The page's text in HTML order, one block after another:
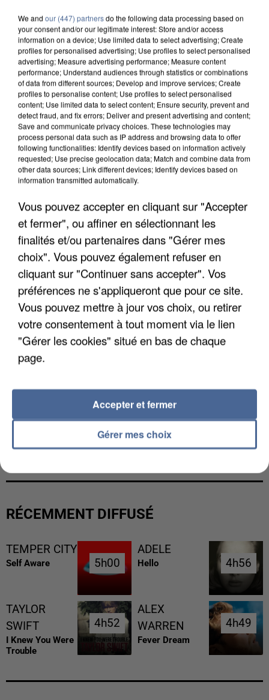
APRÈS TOUTES CES CANICULES, LES REFUGES
DE FAUNE SAUVAGE SONT...
L’UN DES FONDATEURS SUPPOSÉS DE LA DZ
MAFIA INTERPELLÉ EN ALGÉRIE
RÉCEMMENT DIFFUSÉ
TEMPER CITY
Self Aware 5h00
5h00
ADELE
Hello 4h56
4h56
TAYLOR
SWIFT
I Knew You Were
Trouble
4h52
4h52
ALEX
WARREN
Fever Dream
4h49
4h49
We and our (447) partnersdo the following data processing based on
your consent and/or our legitimate interest: Store and/or access
information on a device; Use limited data to select advertising; Create
profiles for personalised advertising; Use profiles to select personalised
advertising; Measure advertising performance; Measure content
performance; Understand audiences through statistics or combinations
of data from different sources; Develop and improve services; Create
profiles to personalise content; Use profiles to select personalised
content; Use limited data to select content; Ensure security, prevent and
detect fraud, and fix errors; Deliver and present advertising and content;
Save and communicate privacy choices. These technologies may
process personal data such as IP address and browsing data to offer
following functionalities: Identify devices based on information actively
requested; Use precise geolocation data; Match and combine data from
other data sources; Link different devices; Identify devices based on
information transmitted automatically.
Vous pouvez accepter en cliquant sur "Accepter
et fermer", ou affiner en sélectionnant les
finalités et/ou partenaires dans "Gérer mes
choix". Vous pouvez également refuser en
cliquant sur "Continuer sans accepter". Vos
préférences ne s'appliqueront que pour ce site.
Vous pouvez mettre à jour vos choix, ou retirer
votre consentement à tout moment via le lien
"Gérer les cookies" situé en bas de chaque
page.
Gérer mes choix
Accepter et fermer